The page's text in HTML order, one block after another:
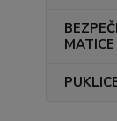
MATICE